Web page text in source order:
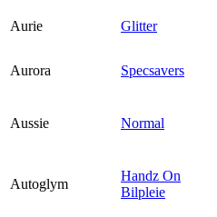
Aurie
Glitter
Aurora Specsavers
Aussie Normal
Autoglym
Handz On
Bilpleie